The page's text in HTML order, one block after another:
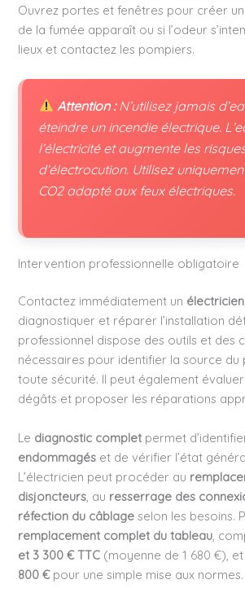
Ouvrez portes et fenêtres pour créer un
de la fumée apparaît ou si l’odeur
lieux et contactez les pompiers.
Attention :N’utilisez jamais
éteindre un incendie électrique.
l’électricité et augmente les
d’électrocution. Utilisez
CO2 adapté aux feux électriques.
Intervention professionnelle obligatoire
Contactez immédiatement un
diagnostiquer et réparer l’installation
professionnel dispose des outils et des
nécessaires pour identifier la source du
toute sécurité. Il peut également évaluer
dégâts et proposer les réparations
Le diagnostic complet permet
endommagés et de vérifier l’état
L’électricien peut procéder au
disjoncteurs , au resserrage des
réfection du câblage selon les besoins.
remplacement complet du tableau ,
et 3 300 € TTC (moyenne de 1 680 €),
800 €pour une simple mise aux normes.